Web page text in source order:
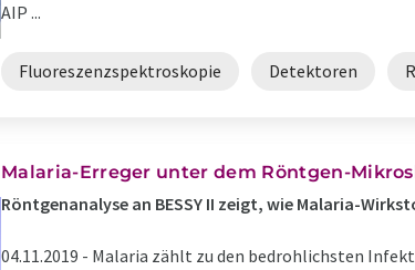
AIP ...
Fluoreszenzspektroskopie Detektoren
Malaria-Erreger unter dem Röntgen-
Röntgenanalyse an BESSY II zeigt, wie Malaria-
04.11.2019 - Malaria zählt zu den bedrohlichsten